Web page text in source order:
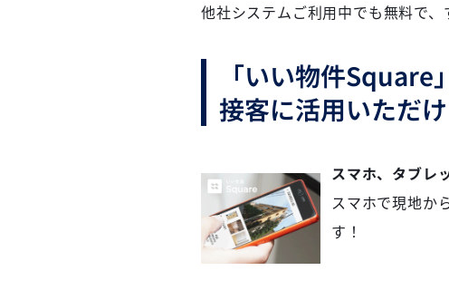
他社システムご利用中でも無料で
「いい物件
接客に活用いただけ
スマホ、タブレ
スマホで現地か
す！